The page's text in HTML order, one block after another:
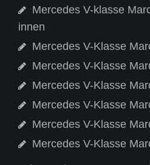
Mercedes V-klasse
innen
Mercedes V-Klasse
Mercedes V-Klasse
Mercedes V-Klasse
Mercedes V-Klasse
Mercedes V-Klasse
Mercedes V-Klasse